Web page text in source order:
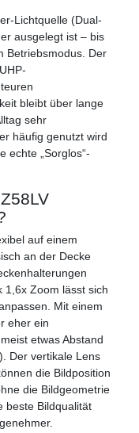
Lichtquelle (Dual-
ausgelegt ist – bis
Betriebsmodus. Der
bleibt über lange
sehr
häufig genutzt wird
echte „Sorglos“-
auf einem
an der Decke
1,6x Zoom lässt sich
Mit einem
eher ein
etwas Abstand
Der vertikale Lens
die Bildposition
die Bildgeometrie
beste Bildqualität